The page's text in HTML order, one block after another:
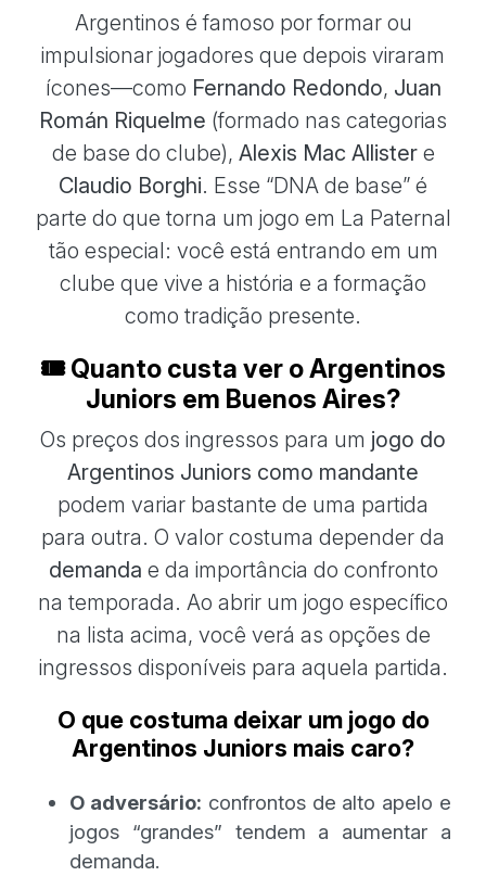
Argentinos é famoso por formar ou
impulsionar jogadores que depois viraram
ícones—como Fernando Redondo, Juan
Román Riquelme (formado nas categorias
de base do clube), Alexis Mac Allistere
Claudio Borghi. Esse “DNA de base” é
parte do que torna um jogo em La Paternal
tão especial: você está entrando em um
clube que vive a história e a formação
como tradição presente.
🎟️ Quanto custa ver o Argentinos
Juniors em Buenos Aires?
Os preços dos ingressos para um jogo do
Argentinos Juniors como mandante
podem variar bastante de uma partida
para outra. O valor costuma depender da
demanda e da importância do confronto
na temporada. Ao abrir um jogo específico
na lista acima, você verá as opções de
ingressos disponíveis para aquela partida.
O que costuma deixar um jogo do
Argentinos Juniors mais caro?
O adversário: confrontos de alto apelo e
jogos “grandes” tendem a aumentar a
demanda.